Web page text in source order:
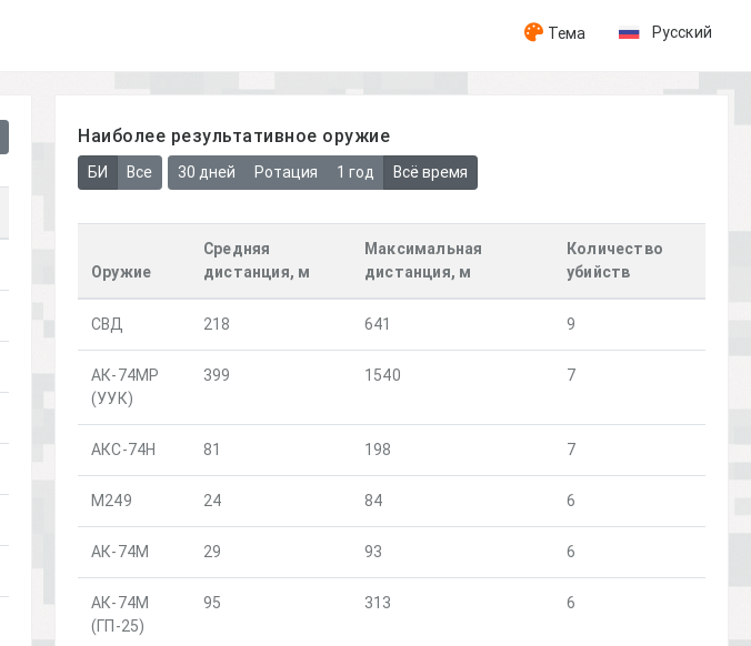
Тема Русский
Наиболее результативное оружие
БИ Все 30 дней Ротация 1 год Всё время
Оружие
Средняя
дистанция, м
Максимальная
дистанция, м
Количество
убийств
СВД 218 641 9
АК-74МР
(УУК)
399 1540 7
АКС-74Н 81 198 7
M249 24 84 6
АК-74М 29 93 6
АК-74М
(ГП-25)
95 313 6